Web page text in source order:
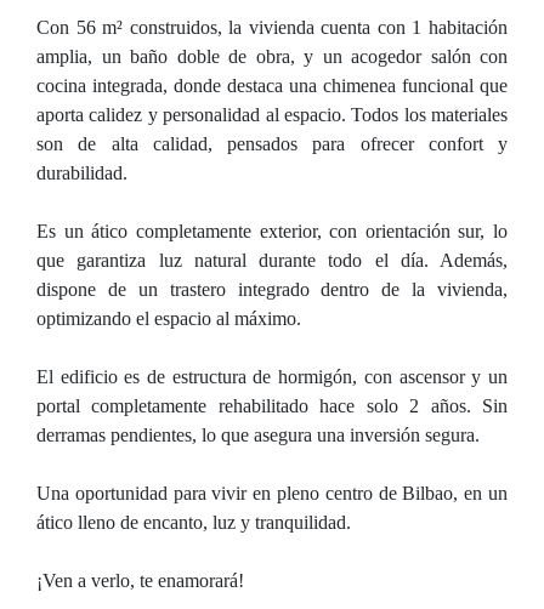
Con 56 m² construidos, la vivienda cuenta con 1 habitación
amplia, un baño doble de obra, y un acogedor salón con
cocina integrada, donde destaca una chimenea funcional que
aporta calidez y personalidad al espacio. Todos los materiales
son de alta calidad, pensados para ofrecer confort y
durabilidad.
Es un ático completamente exterior, con orientación sur, lo
que garantiza luz natural durante todo el día. Además,
dispone de un trastero integrado dentro de la vivienda,
optimizando el espacio al máximo.
El edificio es de estructura de hormigón, con ascensor y un
portal completamente rehabilitado hace solo 2 años. Sin
derramas pendientes, lo que asegura una inversión segura.
Una oportunidad para vivir en pleno centro de Bilbao, en un
ático lleno de encanto, luz y tranquilidad.
¡Ven a verlo, te enamorará!